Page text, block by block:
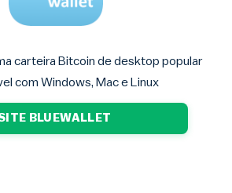
carteira Bitcoin de desktop popular
com Windows, Mac e Linux
BLUEWALLET